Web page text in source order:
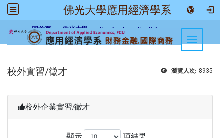
佛光大學應用經濟學系
回首頁 佛光大學 Facebook English
Toggle
瀏覽人次: 8935
校外實習/徵才